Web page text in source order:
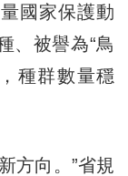
國家保護動
、被譽為“鳥
種群數量穩
向。”省規